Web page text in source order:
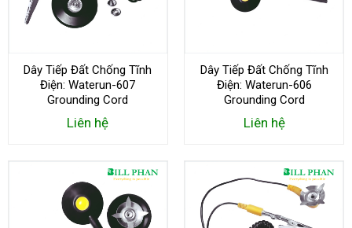
Dây Tiếp Đất Chống Tĩnh
Điện: Waterun-607
Grounding Cord
Liên hệ
Dây Tiếp Đất Chống Tĩnh
Điện: Waterun-606
Grounding Cord
Liên hệ